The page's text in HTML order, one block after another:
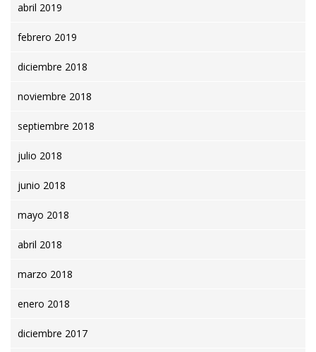
abril 2019
febrero 2019
diciembre 2018
noviembre 2018
septiembre 2018
julio 2018
junio 2018
mayo 2018
abril 2018
marzo 2018
enero 2018
diciembre 2017